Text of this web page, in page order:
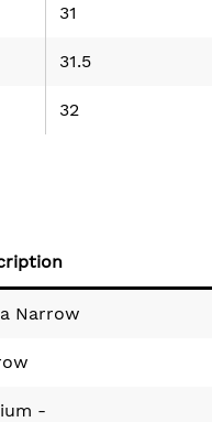
31
31.5
32
Narrow
-